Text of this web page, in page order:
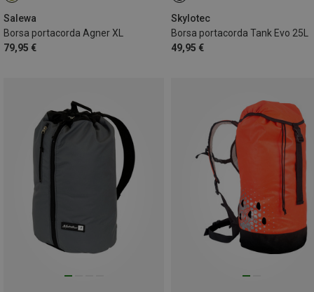
Salewa
Borsa portacorda Agner XL
79,95 €
Skylotec
Borsa portacorda Tank Evo 25L
49,95 €